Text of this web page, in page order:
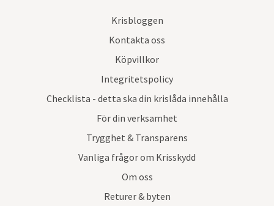
Krisbloggen
Kontakta oss
Köpvillkor
Integritetspolicy
Checklista - detta ska din krislåda innehålla
För din verksamhet
Trygghet & Transparens
Vanliga frågor om Krisskydd
Om oss
Returer & byten